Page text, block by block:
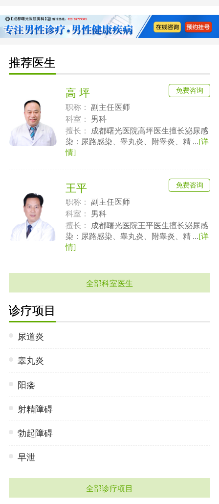
推荐医生
高 坪
职称：
副主任医师
科室：
男科
擅长：
成都曙光医院高坪医生擅长泌尿感
染：尿路感染、睾丸炎、附睾炎、精 ...[详
情]
免费咨询
王平
职称：
副主任医师
科室：
男科
擅长：
成都曙光医院王平医生擅长泌尿感
染：尿路感染、睾丸炎、附睾炎、精 ...[详
情]
免费咨询
全部科室医生
诊疗项目
尿道炎
睾丸炎
阳痿
射精障碍
勃起障碍
早泄
全部诊疗项目